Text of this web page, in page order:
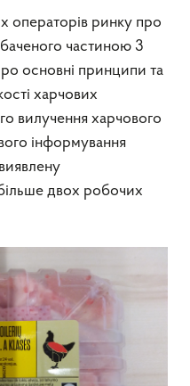
операторів ринку про
частиною 3
основні принципи та
харчових
вилучення харчового
інформування
двох робочих